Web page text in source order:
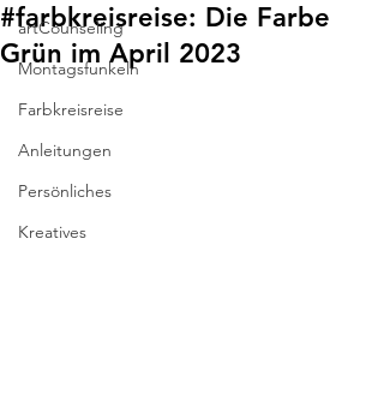
artCounseling
Montagsfunkeln
Farbkreisreise
Anleitungen
Persönliches
Kreatives
#farbkreisreise: Die Farbe
Grün im April 2023